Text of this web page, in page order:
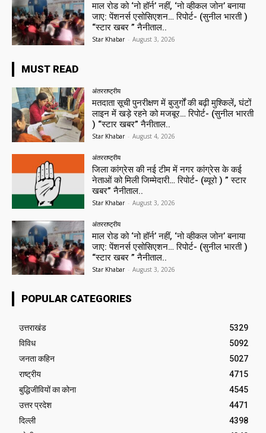
माल रोड को ‘नो हॉर्न’ नहीं, ‘नो व्हीकल जोन’ बनाया
जाए: पेंशनर्स एसोसिएशन… रिपोर्ट- (सुनील भारती )
“स्टार खबर ” नैनीताल..
Star Khabar - August 3, 2026
MUST READ
अंतरराष्ट्रीय
मतदाता सूची पुनरीक्षण में बुजुर्गों की बढ़ी मुश्किलें, घंटों
लाइन में खड़े रहने को मजबूर… रिपोर्ट- (सुनील भारती
) “स्टार खबर” नैनीताल..
Star Khabar - August 4, 2026
अंतरराष्ट्रीय
जिला कांग्रेस की नई टीम में नगर कांग्रेस के कई
नेताओं को मिली जिम्मेदारी… रिपोर्ट- (ब्यूरो ) ” स्टार
खबर” नैनीताल..
Star Khabar - August 3, 2026
अंतरराष्ट्रीय
माल रोड को ‘नो हॉर्न’ नहीं, ‘नो व्हीकल जोन’ बनाया
जाए: पेंशनर्स एसोसिएशन… रिपोर्ट- (सुनील भारती )
“स्टार खबर ” नैनीताल..
Star Khabar - August 3, 2026
POPULAR CATEGORIES
उत्तराखंड
5329
विविध
5092
जनता कहिन
5027
राष्ट्रीय
4715
बुद्धिजीवियों का कोना
4545
उत्तर प्रदेश
4471
दिल्ली
4398